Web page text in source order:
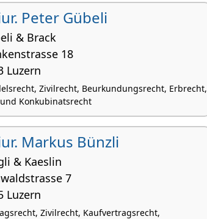
Peter Gübeli
& Brack
18
Luzern
Zivilrecht, Beurkundungsrecht, Erbrecht,
Konkubinatsrecht
Markus Bünzli
& Kaeslin
7
Luzern
Zivilrecht, Kaufvertragsrecht,